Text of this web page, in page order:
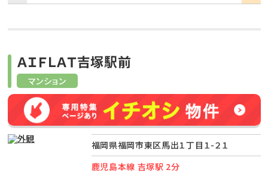
マンション
ＡＩＦＬＡＴ吉塚駅前
福岡県福岡市東区馬出１丁目１-２１
鹿児島本線 吉塚駅 2分